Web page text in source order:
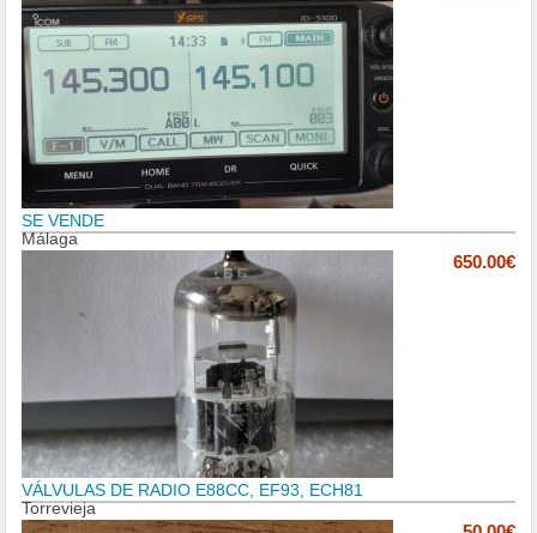
SE VENDE
Málaga
650.00€
VÁLVULAS DE RADIO E88CC, EF93, ECH81
Torrevieja